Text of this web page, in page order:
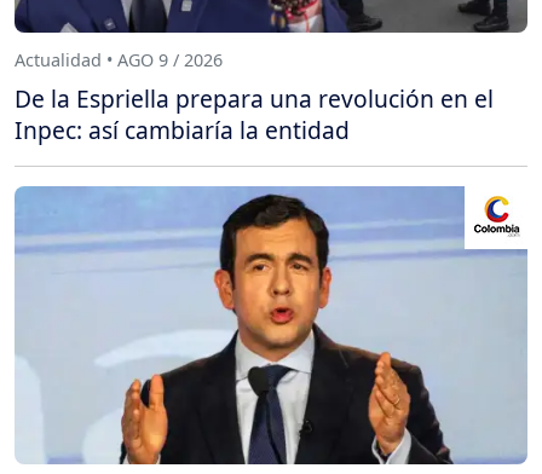
Actualidad • AGO 9 / 2026
De la Espriella prepara una revolución en el
Inpec: así cambiaría la entidad